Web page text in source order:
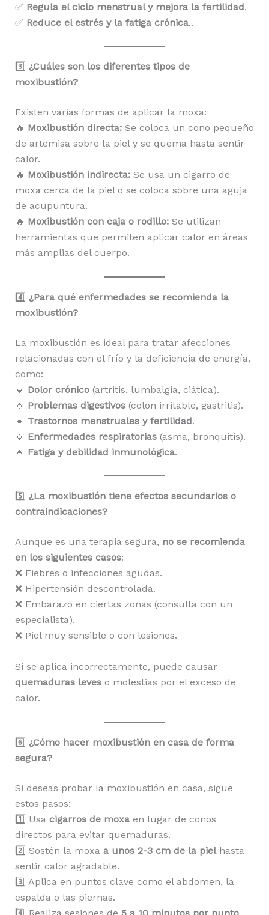
✅ Regula el ciclo menstrual y mejora la fertilidad.
✅ Reduce el estrés y la fatiga crónica..
3️⃣ ¿Cuáles son los diferentes tipos de
moxibustión?
Existen varias formas de aplicar la moxa:
🔥 Moxibustión directa:Se coloca un cono pequeño
de artemisa sobre la piel y se quema hasta sentir
calor.
🔥 Moxibustión indirecta:Se usa un cigarro de
moxa cerca de la piel o se coloca sobre una aguja
de acupuntura.
🔥 Moxibustión con caja o rodillo:Se utilizan
herramientas que permiten aplicar calor en áreas
más amplias del cuerpo.
4️⃣ ¿Para qué enfermedades se recomienda la
moxibustión?
La moxibustión es ideal para tratar afecciones
relacionadas con el frío y la deficiencia de energía,
como:
🔹 Dolor crónico(artritis, lumbalgia, ciática).
🔹 Problemas digestivos(colon irritable, gastritis).
🔹 Trastornos menstruales y fertilidad.
🔹 Enfermedades respiratorias(asma, bronquitis).
🔹 Fatiga y debilidad inmunológica.
5️⃣ ¿La moxibustión tiene efectos secundarios o
contraindicaciones?
Aunque es una terapia segura, no se recomienda
en los siguientes casos:
❌ Fiebres o infecciones agudas.
❌ Hipertensión descontrolada.
❌ Embarazo en ciertas zonas (consulta con un
especialista).
❌ Piel muy sensible o con lesiones.
Si se aplica incorrectamente, puede causar
quemaduras leveso molestias por el exceso de
calor.
6️⃣ ¿Cómo hacer moxibustión en casa de forma
segura?
Si deseas probar la moxibustión en casa, sigue
estos pasos:
1️⃣ Usa cigarros de moxaen lugar de conos
directos para evitar quemaduras.
2️⃣ Sostén la moxa a unos 2-3 cm de la pielhasta
sentir calor agradable.
3️⃣ Aplica en puntos clave como el abdomen, la
espalda o las piernas.
4️⃣ Realiza sesiones de 5 a 10 minutos por punto,